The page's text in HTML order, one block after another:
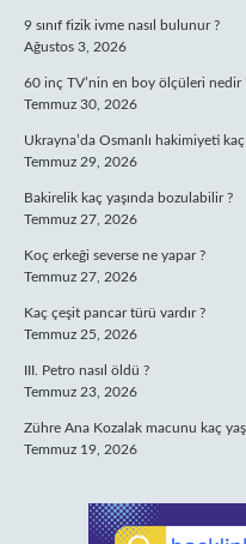
9 sınıf fizik ivme nasıl bulunur ?
Ağustos 3, 2026
60 inç TV’nin en boy ölçüleri nedir
Temmuz 30, 2026
Ukrayna’da Osmanlı hakimiyeti kaç
Temmuz 29, 2026
Bakirelik kaç yaşında bozulabilir ?
Temmuz 27, 2026
Koç erkeği severse ne yapar ?
Temmuz 27, 2026
Kaç çeşit pancar türü vardır ?
Temmuz 25, 2026
III. Petro nasıl öldü ?
Temmuz 23, 2026
Zühre Ana Kozalak macunu kaç
Temmuz 19, 2026